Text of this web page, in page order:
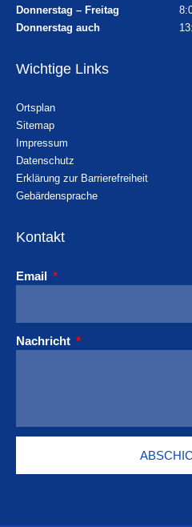
Donnerstag – Freitag
Donnerstag auch
Wichtige Links
Ortsplan
Sitemap
Impressum
Datenschutz
Erklärung zur Barrierefreiheit
Gebärdensprache
Kontakt
Email
Nachricht